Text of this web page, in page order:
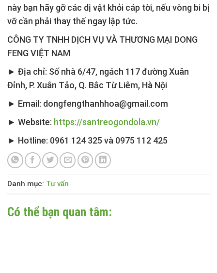
này bạn hãy gỡ các dị vật khỏi cáp tời, nếu vòng bi bị
vỡ cần phải thay thế ngay lập tức.
CÔNG TY TNHH DỊCH VỤ VÀ THƯƠNG MẠI DONG
FENG VIỆT NAM
► Địa chỉ: Số nhà 6/47, ngách 117 đường Xuân
Đỉnh, P. Xuân Tảo, Q. Bắc Từ Liêm, Hà Nội
► Email: dongfengthanhhoa@gmail.com
► Website: https://santreogondola.vn/
► Hotline: 0961 124 325 và 0975 112 425
Danh mục: Tư vấn
Có thể bạn quan tâm: